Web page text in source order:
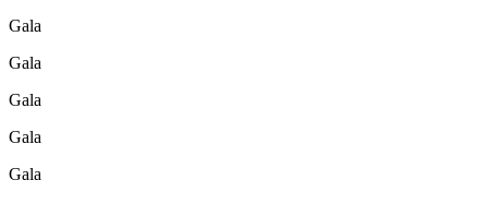
Gala
Gala
Gala
Gala
Gala